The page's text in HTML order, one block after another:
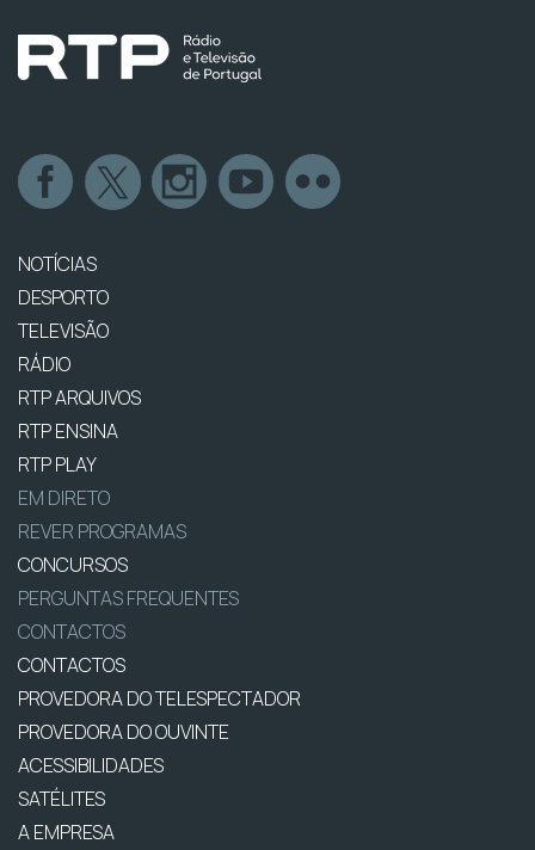
NOTÍCIAS
DESPORTO
TELEVISÃO
RÁDIO
RTP ARQUIVOS
RTP ENSINA
RTP PLAY
EM DIRETO
REVER PROGRAMAS
CONCURSOS
PERGUNTAS FREQUENTES
CONTACTOS
CONTACTOS
PROVEDORA DO TELESPECTADOR
PROVEDORA DO OUVINTE
ACESSIBILIDADES
SATÉLITES
A EMPRESA